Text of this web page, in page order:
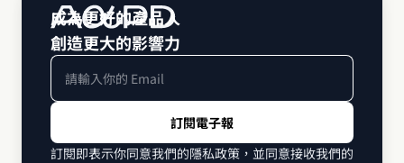
成為更好的產品人
創造更大的影響力
訂閱即表示你同意我們的隱私政策，並同意接收我們的